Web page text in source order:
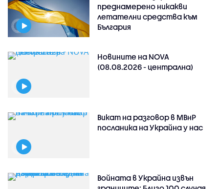
преднамерено никакви
летателни средства към
България
Новините на NOVA
(08.08.2026 - централна)
Викат на разговор в МВнР
посланика на Украйна у нас
Войната в Украйна извън